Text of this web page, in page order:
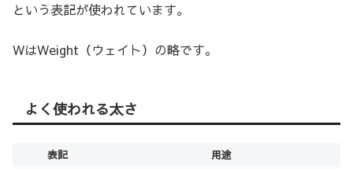
という表記が使われています。
WはWeight（ウェイト）の略です。
よく使われる太さ
表記
用途